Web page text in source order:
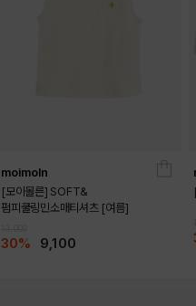
moimoln
[모이몰른] SOFT&
펌피쿨링민소매티셔츠 [여름]
30% 9,100